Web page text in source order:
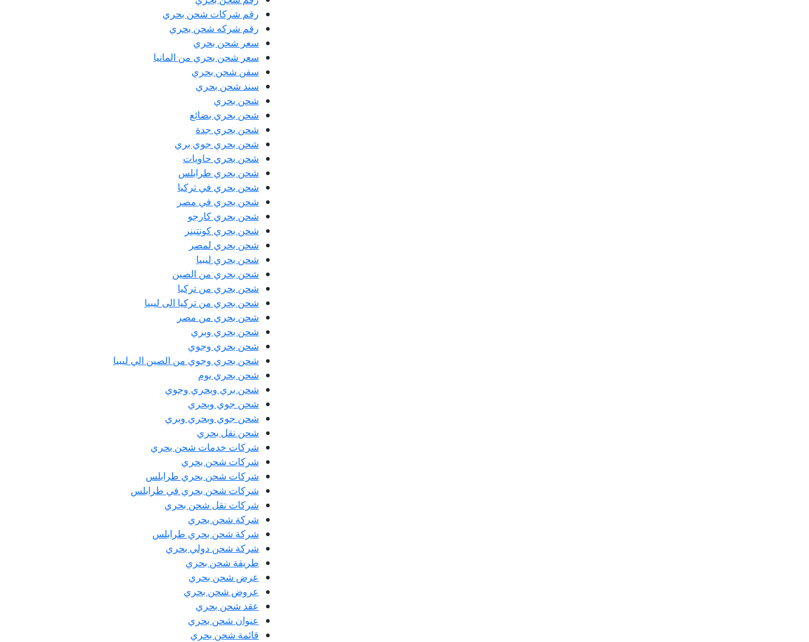
رقم شركات شحن بحري
رقم شركه شحن بحري
سعر شحن بحري
سعر شحن بحري من المانيا
سفن شحن بحري
سند شحن بحري
شحن بحري
شحن بحري بضائع
شحن بحري جدة
شحن بحري جوي بري
شحن بحري حاويات
شحن بحري طرابلس
شحن بحري في تركيا
شحن بحري في مصر
شحن بحري كارجو
شحن بحري كونتينر
شحن بحري لمصر
شحن بحري ليبيا
شحن بحري من الصين
شحن بحري من تركيا
شحن بحري من تركيا الى ليبيا
شحن بحري من مصر
شحن بحري وبري
شحن بحري وجوي
شحن بحري وجوي من الصين الي ليبيا
شحن بحري يوم
شحن بري وبحري وجوي
شحن جوي وبحري
شحن جوي وبحري وبري
شحن نقل بحري
شركات خدمات شحن بحري
شركات شحن بحري
شركات شحن بحري طرابلس
شركات شحن بحري في طرابلس
شركات نقل شحن بحري
شركة شحن بحري
شركة شحن بحري طرابلس
شركة شحن دولي بحري
طريقة شحن بحري
عرض شحن بحري
عروض شحن بحري
عقد شحن بحري
عنوان شحن بحري
قائمة شحن بحري